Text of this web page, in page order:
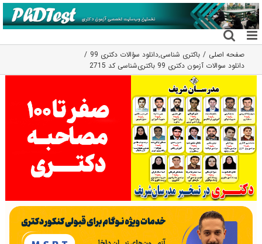
رفتن
به
محتوا
صفحه اصلی باکتری شناسی,دانلود سؤالات دکتری 99
دانلود سوالات آزمون دکتری 99 باکتری‌شناسی کد 2715